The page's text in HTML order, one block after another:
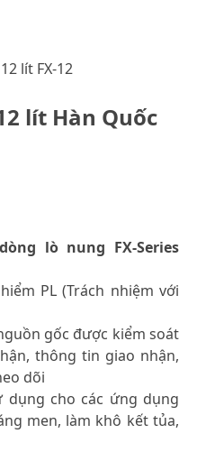
lít FX-12
lít Hàn Quốc
lò nung FX-Series
PL (Trách nhiệm với
gốc được kiểm soát
thông tin giao nhận,
dõi
cho các ứng dụng
men, làm khô kết tủa,